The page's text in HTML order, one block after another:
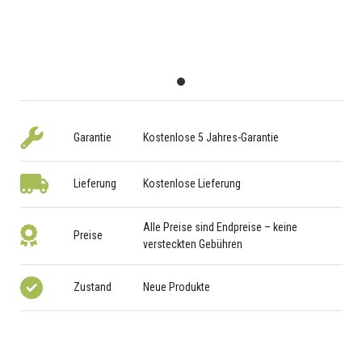
Garantie Kostenlose 5 Jahres-Garantie
Lieferung Kostenlose Lieferung
Preise
Alle Preise sind Endpreise – keine
versteckten Gebühren
Zustand Neue Produkte